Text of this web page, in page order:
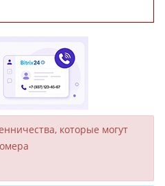
кото­рые могут